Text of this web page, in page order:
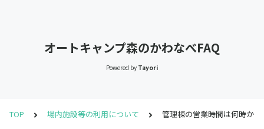
オートキャンプ森のかわなべFAQ
Powered by Tayori
TOP 場内施設等の利用について 管理棟の営業時間は何時か